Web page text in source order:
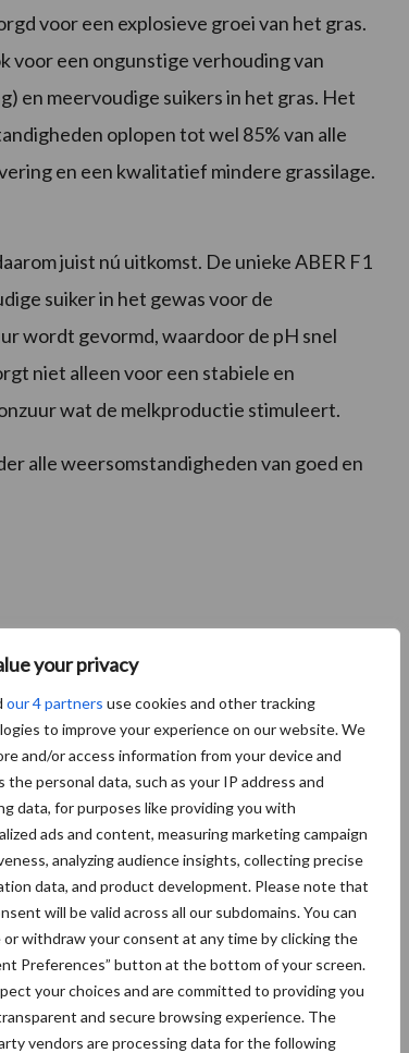
your privacy
our 4 partners use cookies and other tracking
to improve your experience on our website. We
and/or access information from your device and
the personal data, such as your IP address and
data, for purposes like providing you with
ads and content, measuring marketing campaign
analyzing audience insights, collecting precise
data, and product development. Please note that
will be valid across all our subdomains. You can
or withdraw your consent at any time by clicking the
Preferences” button at the bottom of your screen.
your choices and are committed to providing you
and secure browsing experience. The
vendors are processing data for the following
voor een explosieve groei van het gras.
voor een ongunstige verhouding van
en meervoudige suikers in het gras. Het
oplopen tot wel 85% van alle
en een kwalitatief mindere grassilage.
juist nú uitkomst. De unieke ABER F1
suiker in het gewas voor de
wordt gevormd, waardoor de pH snel
niet alleen voor een stabiele en
wat de melkproductie stimuleert.
alle weersomstandigheden van goed en
partner Heemskerk
informatie zit van binnen!